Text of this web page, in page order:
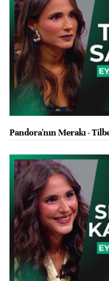
Pandora'nın Merakı -